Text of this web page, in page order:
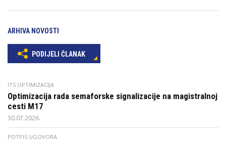
ARHIVA NOVOSTI
PODIJELI ČLANAK
ITS OPTIMIZACIJA
Optimizacija rada semaforske signalizacije na magistralnoj
cesti M17
30.07.2026.
POTPIS UGOVORA